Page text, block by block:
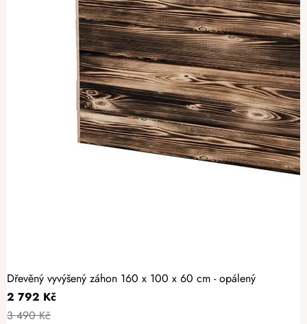
Dřevěný vyvýšený záhon 160 x 100 x 60 cm - opálený
2 792 Kč
3 490 Kč